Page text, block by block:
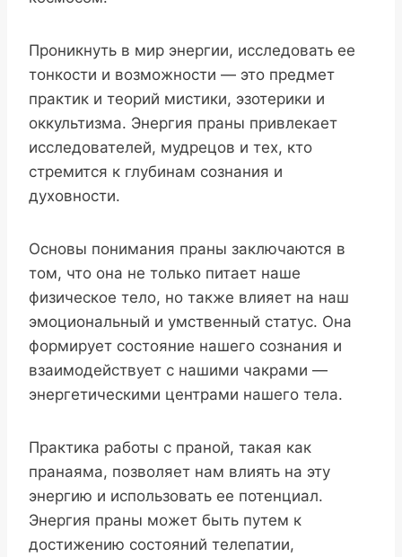
Проникнуть в мир энергии, исследовать ее
тонкости и возможности — это предмет
практик и теорий мистики, эзотерики и
оккультизма. Энергия праны привлекает
исследователей, мудрецов и тех, кто
стремится к глубинам сознания и
духовности.
Основы понимания праны заключаются в
том, что она не только питает наше
физическое тело, но также влияет на наш
эмоциональный и умственный статус. Она
формирует состояние нашего сознания и
взаимодействует с нашими чакрами —
энергетическими центрами нашего тела.
Практика работы с праной, такая как
пранаяма, позволяет нам влиять на эту
энергию и использовать ее потенциал.
Энергия праны может быть путем к
достижению состояний телепатии,